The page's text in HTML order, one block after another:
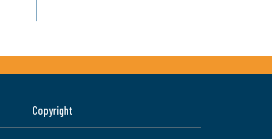
Copyright